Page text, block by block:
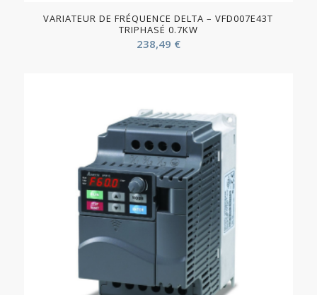
VARIATEUR DE FRÉQUENCE DELTA – VFD007E43T
TRIPHASÉ 0.7KW
238,49 €